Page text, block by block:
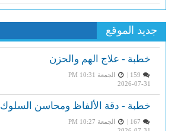
جديد الموقع
خطبة - علاج الهم والحزن
الجمعة PM 10:31
2026-07-31
خطبة - دقة الألفاظ ومحاسن السلوك
الجمعة PM 10:27